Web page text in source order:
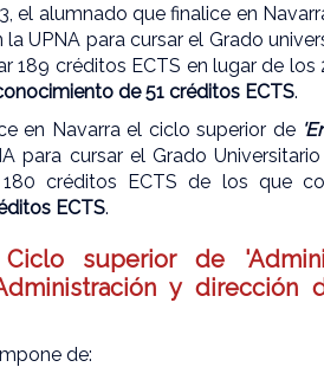
el alumnado que finalice en
UPNA para cursar el Grado
189 créditos ECTS en lugar de
de 51 créditos ECTS.
en Navarra el ciclo superior de
para cursar el Grado
créditos ECTS de los que
ECTS.
Ciclo superior de
y dirección
de: